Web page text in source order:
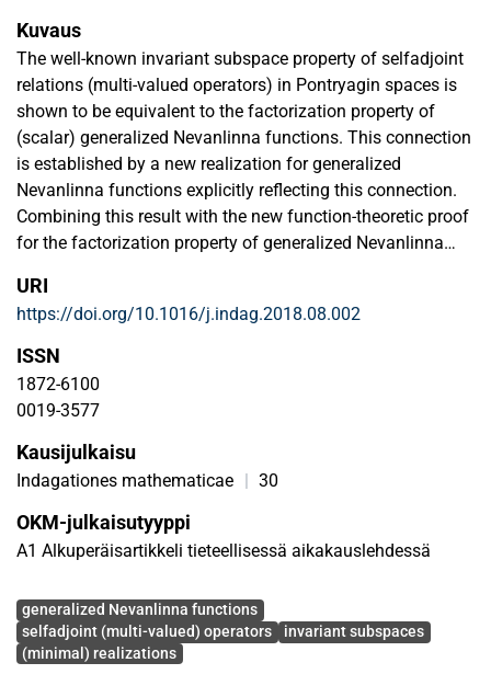
Kuvaus
The well-known invariant subspace property of selfadjoint
relations (multi-valued operators) in Pontryagin spaces is
shown to be equivalent to the factorization property of
(scalar) generalized Nevanlinna functions. This connection
is established by a new realization for generalized
Nevanlinna functions explicitly reflecting this connection.
Combining this result with the new function-theoretic proof
for the factorization property of generalized Nevanlinna
a new proof for the invariant subspace property of
selfadjoint relations in Pontryagin spaces.
URI
https://doi.org/10.1016/j.indag.2018.08.002
ISSN
1872-6100
0019-3577
Kausijulkaisu
Indagationes mathematicae | 30
OKM-julkaisutyyppi
A1 Alkuperäisartikkeli tieteellisessä aikakauslehdessä
Avainsanat
generalized Nevanlinna functions
selfadjoint (multi-valued) operators
invariant subspaces
(minimal) realizations